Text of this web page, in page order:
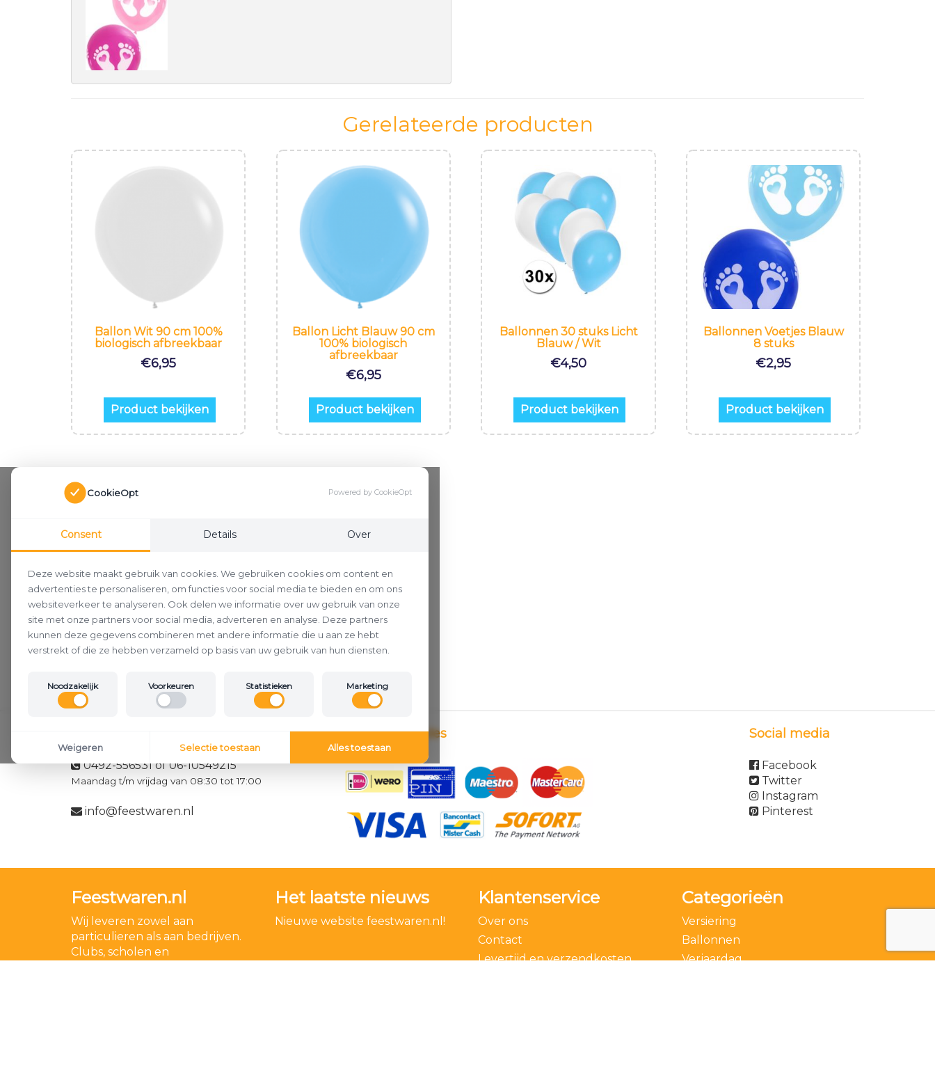
Gerelateerde producten
Ballon Wit 90 cm 100%
biologisch afbreekbaar
€6,95
Product bekijken
Ballon Licht Blauw 90 cm
100% biologisch
afbreekbaar
€6,95
Product bekijken
Ballonnen 30 stuks Licht
Blauw / Wit
€4,50
Product bekijken
Ballonnen Voetjes Blauw
8 stuks
€2,95
Product bekijken
0492-556531 of 06-10549215
Maandag t/m vrijdag van 08:30 tot 17:00
info@feestwaren.nl
Betaalmethodes Social media
Facebook
Twitter
Instagram
Pinterest
Feestwaren.nl
Wij leveren zowel aan
particulieren als aan bedrijven.
Clubs, scholen en
Het laatste nieuws
Nieuwe website feestwaren.nl!
Klantenservice
Over ons
Contact
Levertijd en verzendkosten
Categorieën
Versiering
Ballonnen
Verjaardag
CookieOpt Powered by CookieOpt
Consent Details Over
Deze website maakt gebruik van cookies. We gebruiken cookies om content en
advertenties te personaliseren, om functies voor social media te bieden en om ons
websiteverkeer te analyseren. Ook delen we informatie over uw gebruik van onze
site met onze partners voor social media, adverteren en analyse. Deze partners
kunnen deze gegevens combineren met andere informatie die u aan ze hebt
verstrekt of die ze hebben verzameld op basis van uw gebruik van hun diensten.
Noodzakelijk Voorkeuren Statistieken Marketing
Weigeren Selectie toestaan Alles toestaan